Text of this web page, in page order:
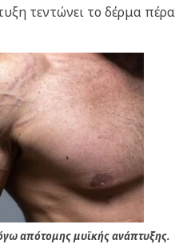
τεντώνει το δέρμα πέρα
απότομης μυϊκής ανάπτυξης.